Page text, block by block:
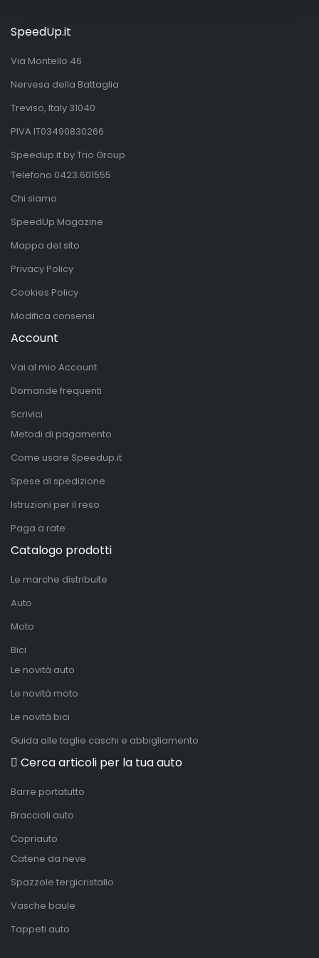
SpeedUp.it
Via Montello 46
Nervesa della Battaglia
Treviso, Italy 31040
PIVA IT03490830266
Speedup.it by Trio Group
Telefono 0423.601555
Chi siamo
SpeedUp Magazine
Mappa del sito
Privacy Policy
Cookies Policy
Modifica consensi
Account
Vai al mio Account
Domande frequenti
Scrivici
Metodi di pagamento
Come usare Speedup.it
Spese di spedizione
Istruzioni per il reso
Paga a rate
Catalogo prodotti
Le marche distribuite
Auto
Moto
Bici
Le novità auto
Le novità moto
Le novità bici
Guida alle taglie caschi e abbigliamento
Cerca articoli per la tua auto
Barre portatutto
Braccioli auto
Copriauto
Catene da neve
Spazzole tergicristallo
Vasche baule
Tappeti auto